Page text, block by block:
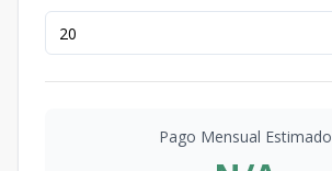
Pago Mensual Estimado